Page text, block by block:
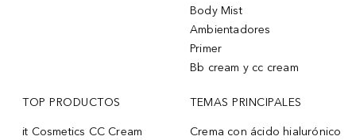
Body Mist
Ambientadores
Primer
Bb cream y cc cream
TOP PRODUCTOS
it Cosmetics CC Cream
TEMAS PRINCIPALES
Crema con ácido hialurónico